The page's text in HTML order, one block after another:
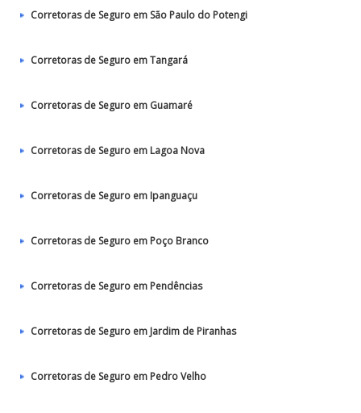
Corretoras de Seguro em São Paulo do Potengi
Corretoras de Seguro em Tangará
Corretoras de Seguro em Guamaré
Corretoras de Seguro em Lagoa Nova
Corretoras de Seguro em Ipanguaçu
Corretoras de Seguro em Poço Branco
Corretoras de Seguro em Pendências
Corretoras de Seguro em Jardim de Piranhas
Corretoras de Seguro em Pedro Velho